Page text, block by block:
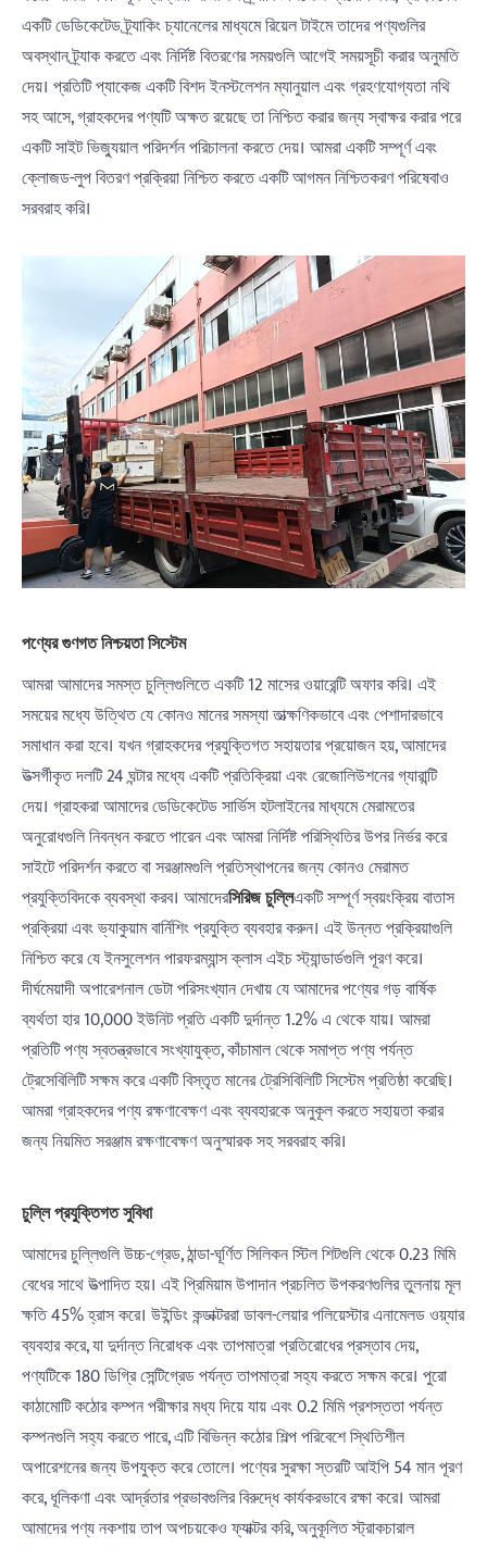
একটি ডেডিকেটেড ট্র্যাকিং চ্যানেলের মাধ্যমে রিয়েল টাইমে তাদের পণ্যগুলির
অবস্থান ট্র্যাক করতে এবং নির্দিষ্ট বিতরণের সময়গুলি আগেই সময়সূচী করার অনুমতি
দেয়। প্রতিটি প্যাকেজ একটি বিশদ ইনস্টলেশন ম্যানুয়াল এবং গ্রহণযোগ্যতা নথি
সহ আসে, গ্রাহকদের পণ্যটি অক্ষত রয়েছে তা নিশ্চিত করার জন্য স্বাক্ষর করার পরে
একটি সাইট ভিজ্যুয়াল পরিদর্শন পরিচালনা করতে দেয়। আমরা একটি সম্পূর্ণ এবং
ক্লোজড-লুপ বিতরণ প্রক্রিয়া নিশ্চিত করতে একটি আগমন নিশ্চিতকরণ পরিষেবাও
সরবরাহ করি।
পণ্যের গুণগত নিশ্চয়তা সিস্টেম
আমরা আমাদের সমস্ত চুল্লিগুলিতে একটি 12 মাসের ওয়ারেন্টি অফার করি। এই
সময়ের মধ্যে উত্থিত যে কোনও মানের সমস্যা তাত্ক্ষণিকভাবে এবং পেশাদারভাবে
সমাধান করা হবে। যখন গ্রাহকদের প্রযুক্তিগত সহায়তার প্রয়োজন হয়, আমাদের
উত্সর্গীকৃত দলটি 24 ঘন্টার মধ্যে একটি প্রতিক্রিয়া এবং রেজোলিউশনের গ্যারান্টি
দেয়। গ্রাহকরা আমাদের ডেডিকেটেড সার্ভিস হটলাইনের মাধ্যমে মেরামতের
অনুরোধগুলি নিবন্ধন করতে পারেন এবং আমরা নির্দিষ্ট পরিস্থিতির উপর নির্ভর করে
সাইটে পরিদর্শন করতে বা সরঞ্জামগুলি প্রতিস্থাপনের জন্য কোনও মেরামত
প্রযুক্তিবিদকে ব্যবস্থা করব। আমাদেরসিরিজ চুল্লিএকটি সম্পূর্ণ স্বয়ংক্রিয় বাতাস
প্রক্রিয়া এবং ভ্যাকুয়াম বার্নিশিং প্রযুক্তি ব্যবহার করুন। এই উন্নত প্রক্রিয়াগুলি
নিশ্চিত করে যে ইনসুলেশন পারফরম্যান্স ক্লাস এইচ স্ট্যান্ডার্ডগুলি পূরণ করে।
দীর্ঘমেয়াদী অপারেশনাল ডেটা পরিসংখ্যান দেখায় যে আমাদের পণ্যের গড় বার্ষিক
ব্যর্থতা হার 10,000 ইউনিট প্রতি একটি দুর্দান্ত 1.2% এ থেকে যায়। আমরা
প্রতিটি পণ্য স্বতন্ত্রভাবে সংখ্যাযুক্ত, কাঁচামাল থেকে সমাপ্ত পণ্য পর্যন্ত
ট্রেসেবিলিটি সক্ষম করে একটি বিস্তৃত মানের ট্রেসিবিলিটি সিস্টেম প্রতিষ্ঠা করেছি।
আমরা গ্রাহকদের পণ্য রক্ষণাবেক্ষণ এবং ব্যবহারকে অনুকূল করতে সহায়তা করার
জন্য নিয়মিত সরঞ্জাম রক্ষণাবেক্ষণ অনুস্মারক সহ সরবরাহ করি।
চুল্লি প্রযুক্তিগত সুবিধা
আমাদের চুল্লিগুলি উচ্চ-গ্রেড, ঠান্ডা-ঘূর্ণিত সিলিকন স্টিল শিটগুলি থেকে 0.23 মিমি
বেধের সাথে উত্পাদিত হয়। এই প্রিমিয়াম উপাদান প্রচলিত উপকরণগুলির তুলনায় মূল
ক্ষতি 45% হ্রাস করে। উইন্ডিং কন্ডাক্টররা ডাবল-লেয়ার পলিয়েস্টার এনামেলড ওয়্যার
ব্যবহার করে, যা দুর্দান্ত নিরোধক এবং তাপমাত্রা প্রতিরোধের প্রস্তাব দেয়,
পণ্যটিকে 180 ডিগ্রি সেন্টিগ্রেড পর্যন্ত তাপমাত্রা সহ্য করতে সক্ষম করে। পুরো
কাঠামোটি কঠোর কম্পন পরীক্ষার মধ্য দিয়ে যায় এবং 0.2 মিমি প্রশস্ততা পর্যন্ত
কম্পনগুলি সহ্য করতে পারে, এটি বিভিন্ন কঠোর শিল্প পরিবেশে স্থিতিশীল
অপারেশনের জন্য উপযুক্ত করে তোলে। পণ্যের সুরক্ষা স্তরটি আইপি 54 মান পূরণ
করে, ধূলিকণা এবং আর্দ্রতার প্রভাবগুলির বিরুদ্ধে কার্যকরভাবে রক্ষা করে। আমরা
আমাদের পণ্য নকশায় তাপ অপচয়কেও ফ্যাক্টর করি, অনুকূলিত স্ট্রাকচারাল